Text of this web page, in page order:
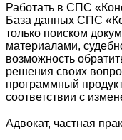
Работать в СПС
База данных СПС
только поиском
материалами,
возможность
решения своих
программный
соответствии с
Адвокат, частная